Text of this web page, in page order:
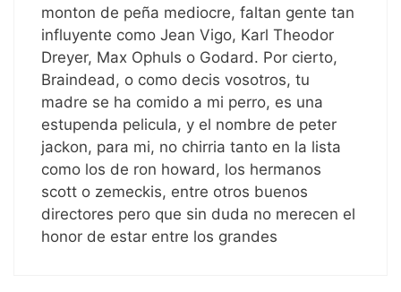
monton de peña mediocre, faltan gente tan
influyente como Jean Vigo, Karl Theodor
Dreyer, Max Ophuls o Godard. Por cierto,
Braindead, o como decis vosotros, tu
madre se ha comido a mi perro, es una
estupenda pelicula, y el nombre de peter
jackon, para mi, no chirria tanto en la lista
como los de ron howard, los hermanos
scott o zemeckis, entre otros buenos
directores pero que sin duda no merecen el
honor de estar entre los grandes